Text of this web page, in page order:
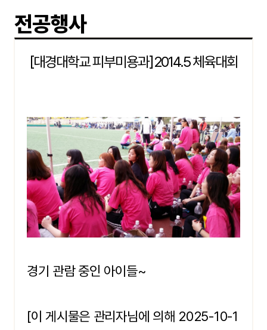
전공행사
[대경대학교 피부미용과]2014.5 체육대회
경기 관람 중인 아이들~
[이 게시물은 관리자님에 의해 2025-10-1